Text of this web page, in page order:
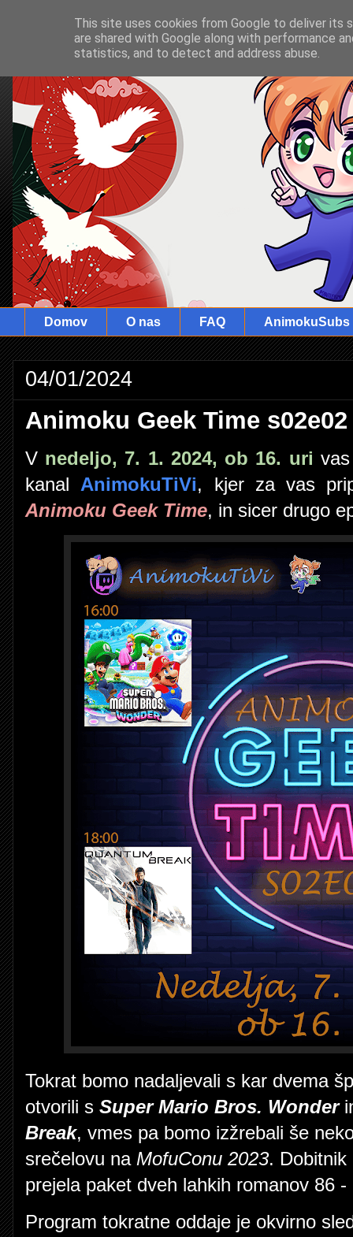
Domov O nas FAQ AnimokuSubs
04/01/2024
Animoku Geek Time s02e02
V nedeljo, 7. 1. 2024, ob 16. uri
kanal AnimokuTiVi, kjer za vas
Animoku Geek Time, in sicer drugo
Tokrat bomo nadaljevali s kar dvema
otvorili s Super Mario Bros. Wonder
Break, vmes pa bomo izžrebali še
srečelovu na MofuConu 2023. Dobitnik
prejela paket dveh lahkih romanov 86
Program tokratne oddaje je okvirno
This site uses cookies from Google to deliver its
are shared with Google along with performance
statistics, and to detect and address abuse.